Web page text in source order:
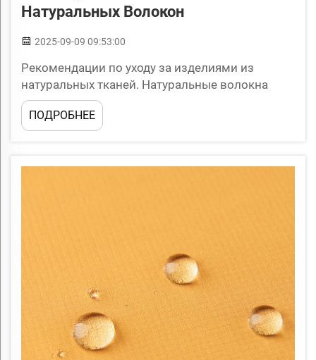
Натуральных Волокон
2025-09-09 09:53:00
Рекомендации по уходу за изделиями из
натуральных тканей. Натуральные волокна
украшают человеческую цивилизацию уже
несколько тысячелетий, обеспечивая
непревзойденный комфорт,
износу. От блестящего блеска шелка до
ПОДРОБНЕЕ